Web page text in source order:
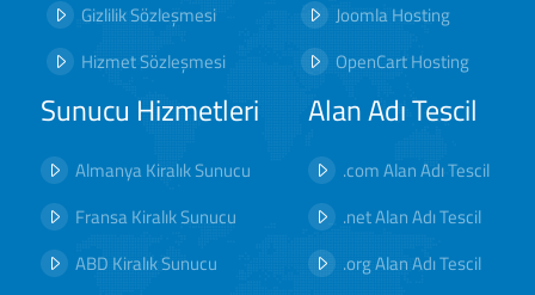
Gizlilik Sözleşmesi
Hizmet Sözleşmesi
Joomla Hosting
OpenCart Hosting
Sunucu Hizmetleri
Almanya Kiralık Sunucu
Fransa Kiralık Sunucu
ABD Kiralık Sunucu
Alan Adı Tescil
.com Alan Adı Tescil
.net Alan Adı Tescil
.org Alan Adı Tescil